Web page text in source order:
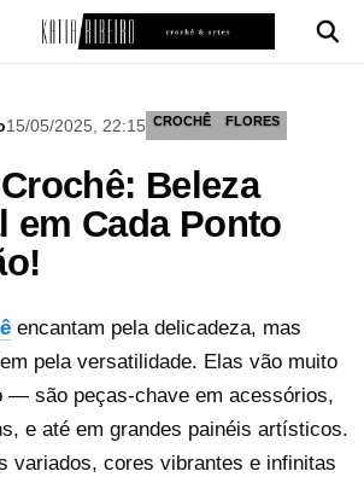
15/05/2025, 22:15 CROCHÊ FLORES
Beleza
em Cada Ponto
encantam pela delicadeza, mas
pela versatilidade. Elas vão muito
— são peças-chave em acessórios,
e até em grandes painéis artísticos.
variados, cores vibrantes e infinitas